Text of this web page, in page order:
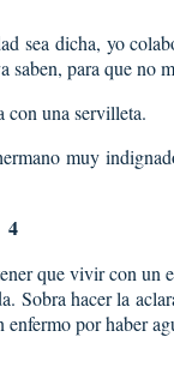
sea dicha, yo
saben, para que no
con una servilleta.
muy
4
que vivir con un
Sobra hacer la
por haber